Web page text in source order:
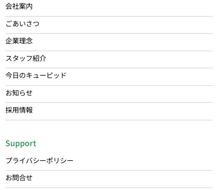
会社案内
ごあいさつ
企業理念
スタッフ紹介
今日のキューピッド
お知らせ
採用情報
Support
プライバシーポリシー
お問合せ